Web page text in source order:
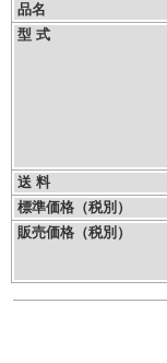
品名
型 式
送 料
標準価格（税別）
販売価格（税別）